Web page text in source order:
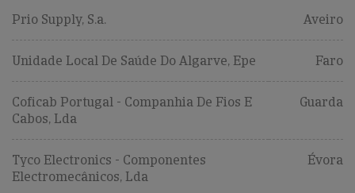
Prio Supply, S.a. Aveiro
Unidade Local De Saúde Do Algarve, Epe Faro
Coficab Portugal - Companhia De Fios E
Cabos, Lda
Guarda
Tyco Electronics - Componentes
Electromecânicos, Lda
Évora